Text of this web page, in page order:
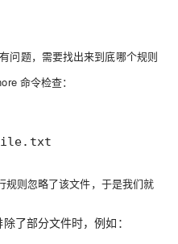
问题，需要找出来到底哪个规则
命令检查：
则忽略了该⽂件，于是我们就
了部分文件时，例如：